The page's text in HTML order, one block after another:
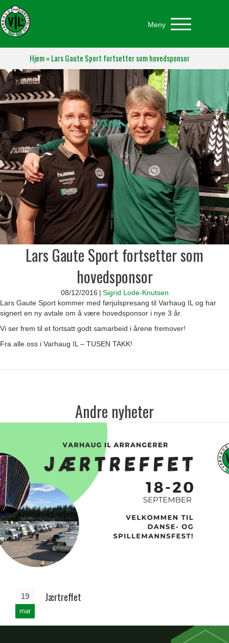
Meny
Hjem»Lars Gaute Sport fortsetter som hovedsponsor
Lars Gaute Sport fortsetter som
hovedsponsor
08/12/2016 | Sigrid Lode-Knutsen
Lars Gaute Sport kommer med førjulspresang til Varhaug IL og har
signert en ny avtale om å være hovedsponsor i nye 3 år.
Vi ser frem til et fortsatt godt samarbeid i årene fremover!
Fra alle oss i Varhaug IL – TUSEN TAKK!
Andre nyheter
19
mar
Jærtreffet